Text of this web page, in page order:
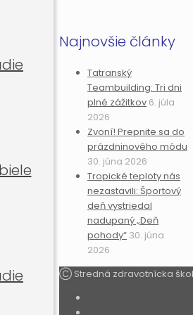
Najnovšie články
Tatranský
Teambuilding: Tri dni
plné zážitkov 6. júla
2026
Zvoní! Prepnite sa do
prázdninového módu
30. júna 2026
Tropické teploty nás
nezastavili: Športový
deň vystriedal
nadupaný „Deň
pohody“ 30. júna
2026
Ⓒ Stredná zdravotnícka